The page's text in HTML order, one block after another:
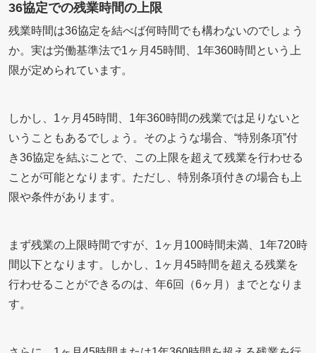
36協定での残業時間の上限
残業時間は36協定を結べば何時間でも構わないのでしょう
か。実は労働基準法で1ヶ月45時間、1年360時間という上
限が定められています。
しかし、1ヶ月45時間、1年360時間の残業では足りないと
いうこともあるでしょう。そのような場合、“特別条項”付
き36協定を結ぶことで、この上限を超えて残業を行わせる
ことが可能となります。ただし、特別条項付きの場合も上
限や条件があります。
まず残業の上限時間ですが、1ヶ月100時間未満、1年720時
間以下となります。しかし、1ヶ月45時間を超える残業を
行わせることができるのは、年6回（6ヶ月）までとなりま
す。